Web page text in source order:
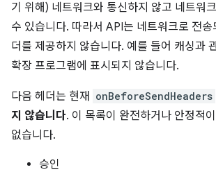
기 위해) 네트워크와 통신하지 않고 네트워
수 있습니다. 따라서 API는 네트워크로 전송
더를 제공하지 않습니다. 예를 들어 캐싱과
확장 프로그램에 표시되지 않습니다.
다음 헤더는 현재 onBeforeSendHeaders
지 않습니다. 이 목록이 완전하거나 안정적
없습니다.
승인